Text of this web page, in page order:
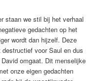
staan we stil bij het verhaal
gedachten op het
wordt dan hijzelf. Deze
voor Saul en dus
omgaat. Dit menselijke
onze eigen gedachten